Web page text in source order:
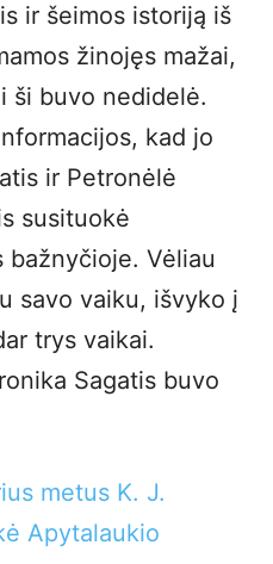
ir šeimos istoriją iš
žinojęs mažai,
ši buvo nedidelė.
kad jo
ir Petronėlė
susituokė
bažnyčioje. Vėliau
savo vaiku, išvyko į
trys vaikai.
Sagatis buvo